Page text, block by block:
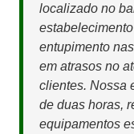
localizado no
entupimento
em atrasos no
clientes. Nossa
de duas horas,
equipamentos